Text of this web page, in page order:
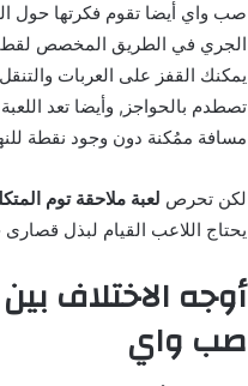
صب واي أيضا تقوم فكرتها حول
الجري في الطريق المخصص
يمكنك القفز على العربات
تصطدم بالحواجز, وأيضا تعد
مسافة ممُكنة دون وجود نقطة
لكن تحرص لعبة ملاحقة توم
يحتاج اللاعب القيام لبذل
أوجه الاختلاف
صب واي